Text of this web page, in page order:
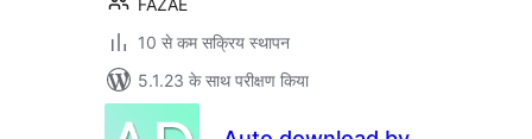
FAZAÉ
10 से कम सक्रिय स्थापन
5.1.23 के साथ परीक्षण किया